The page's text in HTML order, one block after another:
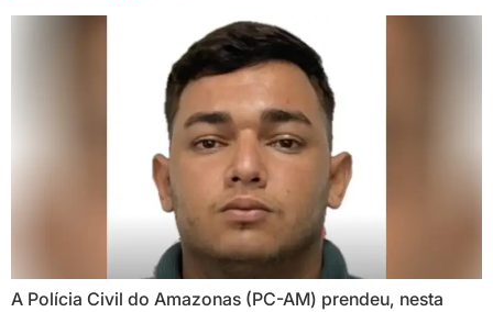
A Polícia Civil do Amazonas (PC-AM) prendeu, nesta